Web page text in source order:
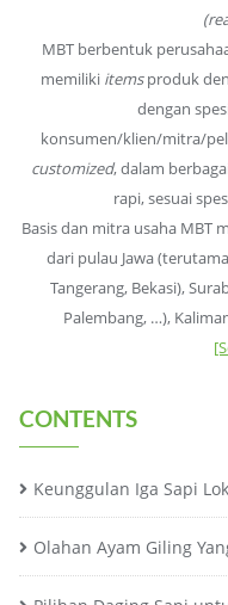
MBT berbentuk
memiliki itemsproduk
dengan
konsumen/klien/mitra/
customized, dalam
rapi, sesuai
Basis dan mitra usaha MBT
dari pulau Jawa
Tangerang, Bekasi),
Palembang, …),
CONTENTS
Keunggulan Iga Sapi
Olahan Ayam Giling